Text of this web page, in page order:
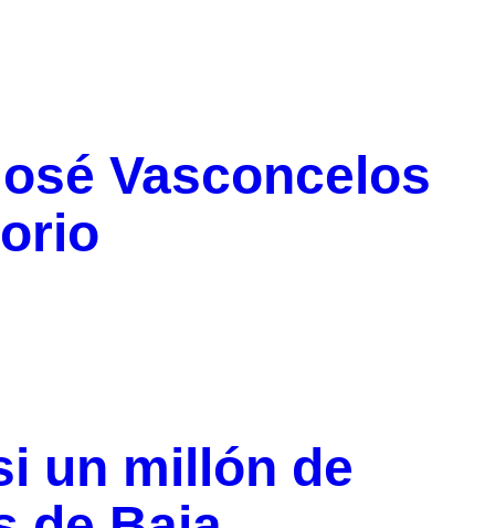
Vasconcelos
un millón de